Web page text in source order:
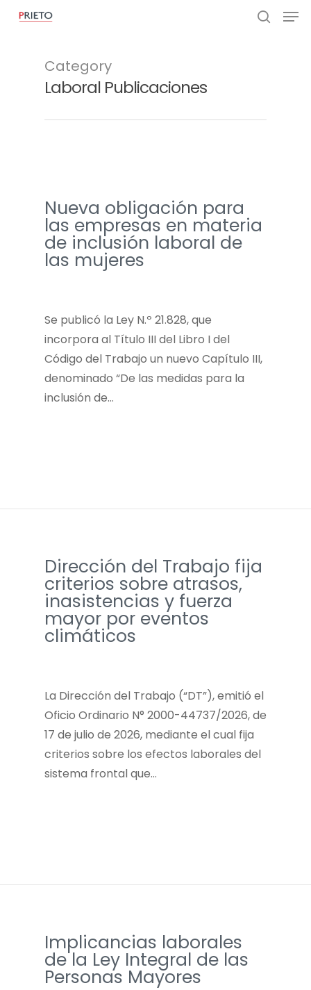
Category
Laboral Publicaciones
Nueva obligación para
las empresas en materia
de inclusión laboral de
las mujeres
­Se publicó la Ley N.º 21.828, que
incorpora al Título III del Libro I del
Código del Trabajo un nuevo Capítulo III,
denominado “De las medidas para la
inclusión de…
Dirección del Trabajo fija
criterios sobre atrasos,
inasistencias y fuerza
mayor por eventos
climáticos
La Dirección del Trabajo (“DT”), emitió el
Oficio Ordinario N° 2000-44737/2026, de
17 de julio de 2026, mediante el cual fija
criterios sobre los efectos laborales del
sistema frontal que…
Implicancias laborales
de la Ley Integral de las
Personas Mayores